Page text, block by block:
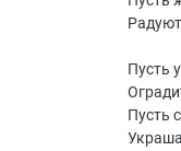
Пусть
Пусть